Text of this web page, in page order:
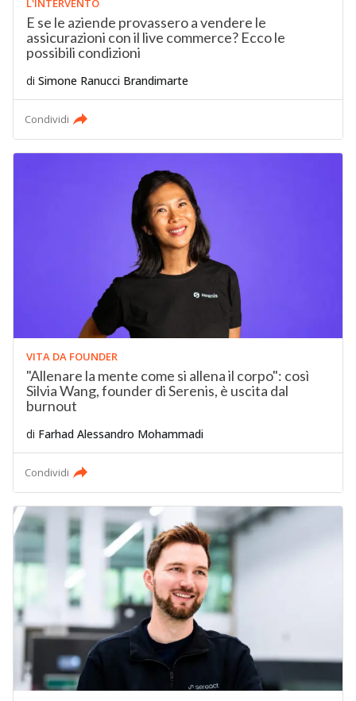
E se le aziende provassero a vendere le
assicurazioni con il live commerce? Ecco le
possibili condizioni
di Simone Ranucci Brandimarte
Condividi
VITA DA FOUNDER
"Allenare la mente come si allena il corpo": così
Silvia Wang, founder di Serenis, è uscita dal
burnout
di Farhad Alessandro Mohammadi
Condividi